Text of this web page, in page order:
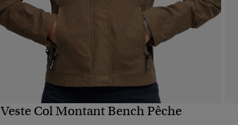
Veste Col Montant Bench Pêche